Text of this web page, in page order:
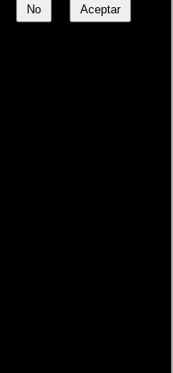
No Aceptar
ampliar tu conocimiento
de tus opiniones. ¿Qué
Smight, Shirley
pensamientos,
¿Te hizo reír, llorar o
¡No te guardes
apasionada donde la
se detenga. Únete a la